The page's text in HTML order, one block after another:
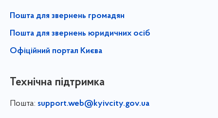
Пошта для звернень громадян
Пошта для звернень юридичних осіб
Офіційний портал Києва
Технічна підтримка
Пошта: support.web@kyivcity.gov.ua